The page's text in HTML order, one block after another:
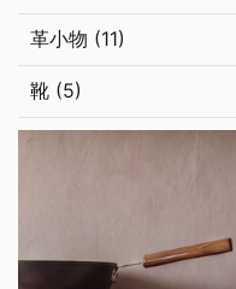
革小物 (11)
靴 (5)